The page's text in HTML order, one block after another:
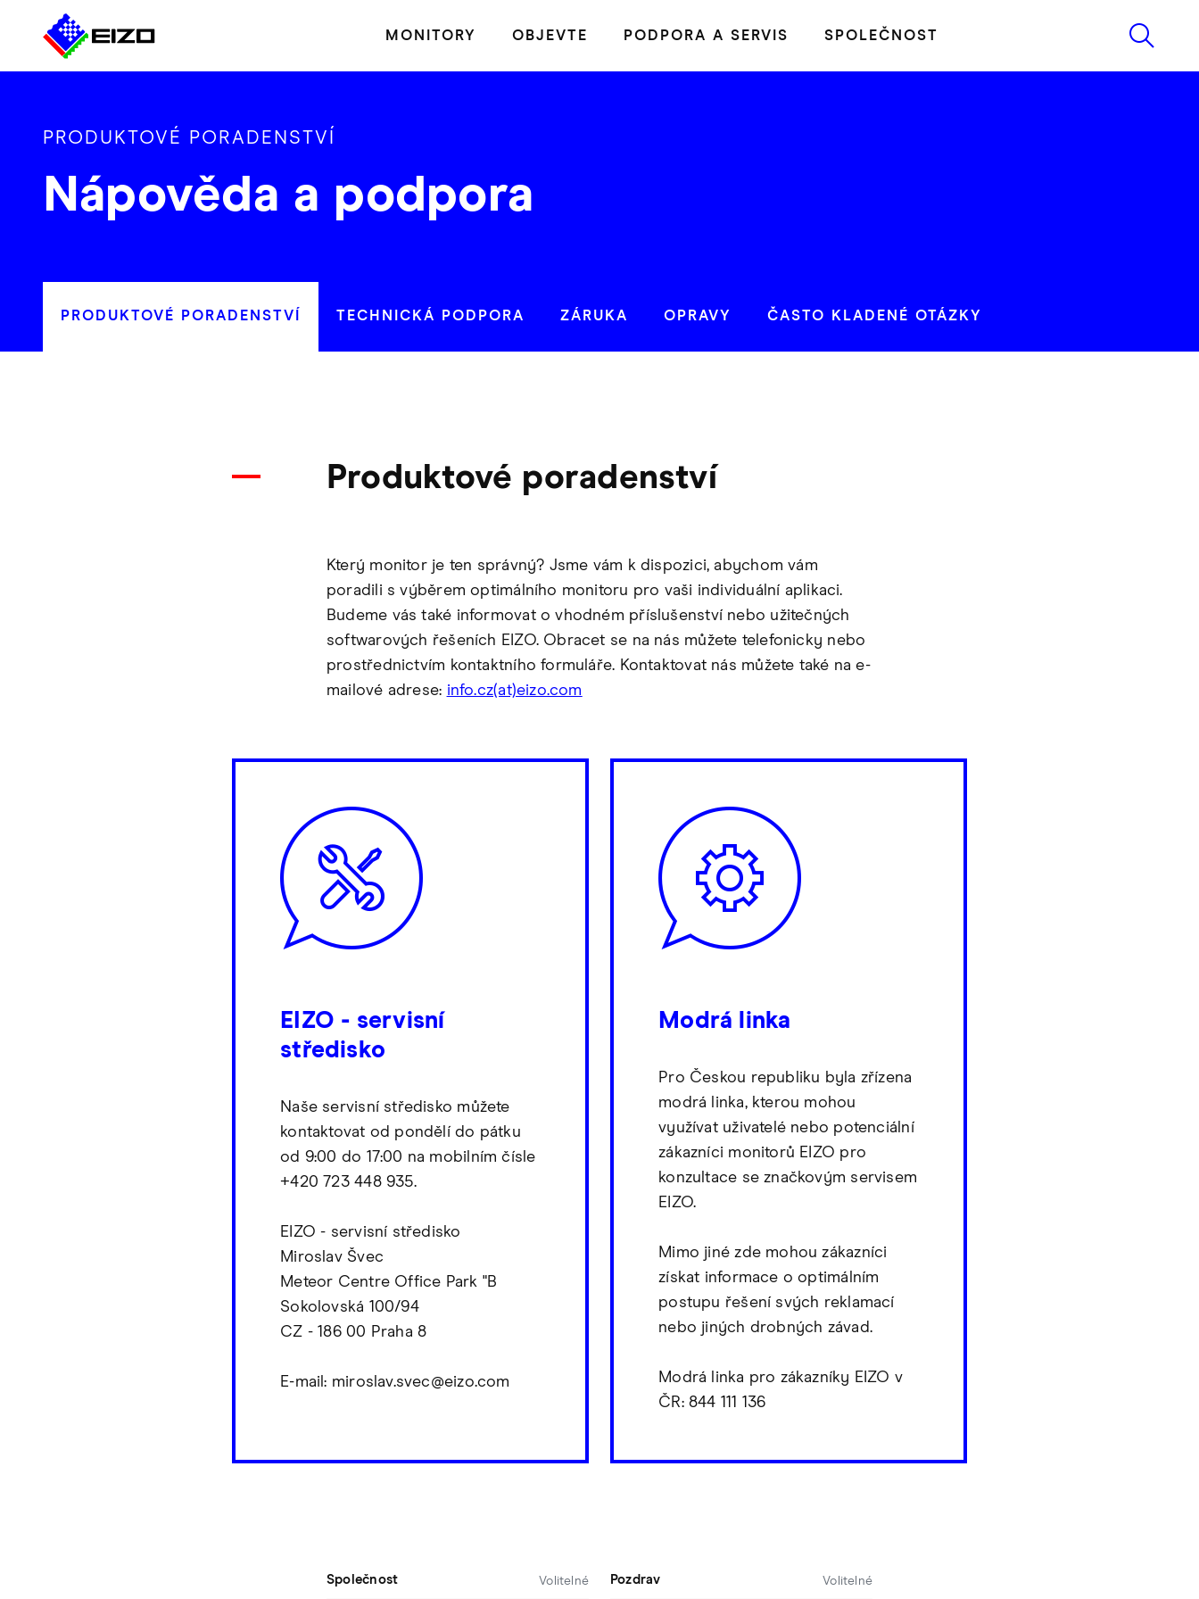
MONITORY OBJEVTE PODPORA A SERVIS SPOLEČNOST
PRODUKTOVÉ PORADENSTVÍ
Nápověda a podpora
PRODUKTOVÉ PORADENSTVÍ TECHNICKÁ PODPORA ZÁRUKA OPRAVY ČASTO KLADENÉ OTÁZKY
Produktové poradenství
Který monitor je ten správný? Jsme vám k dispozici, abychom vám
poradili s výběrem optimálního monitoru pro vaši individuální aplikaci.
Budeme vás také informovat o vhodném příslušenství nebo užitečných
softwarových řešeních EIZO. Obracet se na nás můžete telefonicky nebo
prostřednictvím kontaktního formuláře. Kontaktovat nás můžete také na e-
mailové adrese: info.cz(at)eizo.com
EIZO - servisní
středisko
Naše servisní středisko můžete
kontaktovat od pondělí do pátku
od 9:00 do 17:00 na mobilním čísle
+420 723 448 935.
EIZO - servisní středisko
Miroslav Švec
Meteor Centre Office Park "B
Sokolovská 100/94
CZ - 186 00 Praha 8
E-mail: miroslav.svec@eizo.com
Modrá linka
Pro Českou republiku byla zřízena
modrá linka, kterou mohou
využívat uživatelé nebo potenciální
zákazníci monitorů EIZO pro
konzultace se značkovým servisem
EIZO.
Mimo jiné zde mohou zákazníci
získat informace o optimálním
postupu řešení svých reklamací
nebo jiných drobných závad.
Modrá linka pro zákazníky EIZO v
ČR: 844 111 136
Společnost Volitelné Pozdrav Volitelné